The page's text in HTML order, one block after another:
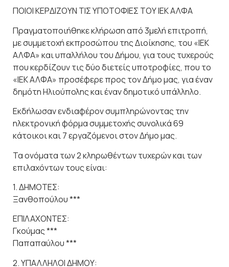
ΠΟΙΟΙ ΚΕΡΔΙΖΟΥΝ ΤΙΣ ΥΠΟΤΟΦΙΕΣ ΤΟΥ ΙΕΚ ΑΛΦΑ
Πραγματοποιήθηκε κλήρωση από 3μελή επιτροπή,
με συμμετοχή εκπροσώπου της Διοίκησης, του «ΙΕΚ
ΑΛΦΑ» και υπαλλήλου του Δήμου, για τους τυχερούς
που κερδίζουν τις δύο διετείς υποτροφίες, που το
«ΙΕΚ ΑΛΦΑ» προσέφερε προς τον Δήμο μας, για έναν
δημότη Ηλιούπολης και έναν δημοτικό υπάλληλο.
Εκδήλωσαν ενδιαφέρον συμπληρώνοντας την
ηλεκτρονική φόρμα συμμετοχής συνολικά 69
κάτοικοι και 7 εργαζόμενοι στον Δήμο μας.
Τα ονόματα των 2 κληρωθέντων τυχερών και των
επιλαχόντων τους είναι:
1. ΔΗΜΟΤΕΣ:
Ξανθοπούλου ***
ΕΠΙΛΑΧΟΝΤΕΣ:
Γκούμας ***
Παπαπαύλου ***
2. ΥΠΑΛΛΗΛΟΙ ΔΗΜΟΥ: